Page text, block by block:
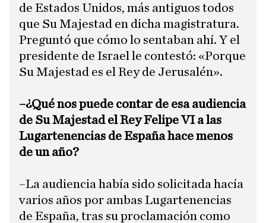
de Estados Unidos, más antiguos todos
que Su Majestad en dicha magistratura.
Preguntó que cómo lo sentaban ahí. Y el
presidente de Israel le contestó: «Porque
Su Majestad es el Rey de Jerusalén».
–¿Qué nos puede contar de esa audiencia
de Su Majestad el Rey Felipe VI a las
Lugartenencias de España hace menos
de un año?
​–La audiencia había sido solicitada hacía
varios años por ambas Lugartenencias
de España, tras su proclamación como